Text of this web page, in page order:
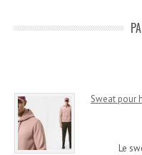
Sweat pour
Le